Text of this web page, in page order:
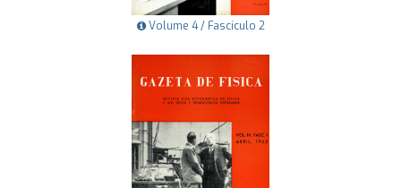
Volume 4 / Fascículo 2